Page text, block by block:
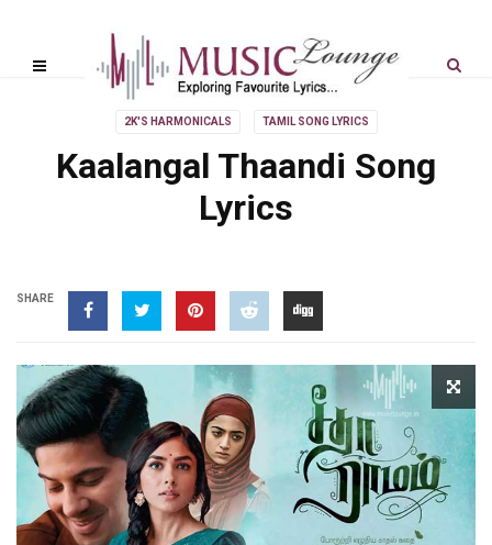
2K'S HARMONICALS TAMIL SONG LYRICS
Kaalangal Thaandi Song
Lyrics
SHARE